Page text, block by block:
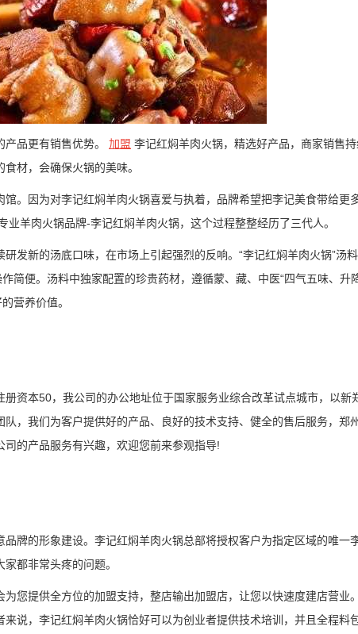
品更有销售优势。 加盟 李记红焖羊肉火锅，精选好产品，商家销售
材，会确保火锅的美味。
。因为对李记红焖羊肉火锅喜爱与执着，品牌希望把李记美食带给更
羊肉火锅品牌-李记红焖羊肉火锅，这个过程整整经历了三代人。
发新的汤底口味，在市场上引起强烈的反响。“李记红焖羊肉火锅”汤
简便。汤料中独家配置的珍贵药材，遵循蒙、藏、中医“四气五味、升
营养价值。
资本50，我公司的办公地址位于国家服务业综合改革试点城市，以新
，我们为客户提供好的产品、良好的技术支持、健全的售后服务，郑
的产品服务有兴趣，欢迎您前来参观指导!
牌的形象建设。李记红焖羊肉火锅总部将授权客户为指定区域的唯一
都非常头疼的问题。
您提供全方位的加盟支持，整店输出加盟店，让您以快速度建店营业
说，李记红焖羊肉火锅恰好可以为创业者提供技术培训，并且全程料